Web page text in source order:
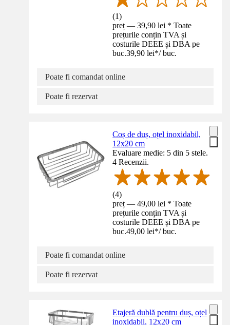
(1)
preț — 39,90 lei * Toate
prețurile conțin TVA și
costurile DEEE și DBA pe
buc.39,90 lei*/ buc.
Poate fi comandat online
Poate fi rezervat
Coș de duș, oțel inoxidabil,
12x20 cm
Evaluare medie: 5 din 5 stele.
4 Recenzii.
(4)
preț — 49,00 lei * Toate
prețurile conțin TVA și
costurile DEEE și DBA pe
buc.49,00 lei*/ buc.
Poate fi comandat online
Poate fi rezervat
Etajeră dublă pentru duș, oțel
inoxidabil, 12x20 cm